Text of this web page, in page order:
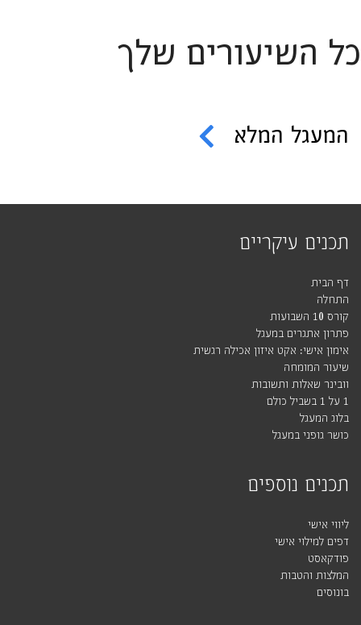
כל השיעורים שלך
המעגל המלא
תכנים עיקריים
דף הבית
התחלה
קורס 10 השבועות
פתרון אתגרים במעגל
אימון אישי: אקט איזון אכילה רגשית
שיעור המומחה
וובינר שאלות ותשובות
1 על 1 בשביל כולם
בלוג המעגל
כושר גופני במעגל
תכנים נוספים
ליווי אישי
דפים למילוי אישי
פודקאסט
המלצות והטבות
בונוסים